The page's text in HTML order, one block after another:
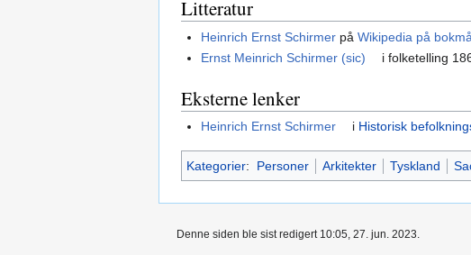
Litteratur
Heinrich Ernst Schirmer påWikipedia på
Ernst Meinrich Schirmer (sic)
i folketelling
Eksterne lenker
Heinrich Ernst Schirmer i Historisk
Kategorier: Personer Arkitekter Tyskland
Denne siden ble sist redigert 10:05, 27. jun. 2023.